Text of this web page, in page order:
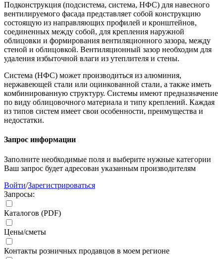
Подконструкция (подсистема, система, НФС) для навесного
вентилируемого фасада представляет собой конструкцию
состоящую из направляющих профилей и кронштейнов,
соединенных между собой, для крепления наружной
облицовки и формирования вентиляционного зазора, между
стеной и облицовкой. Вентиляционный зазор необходим для
удаления избыточной влаги из утеплителя и стены.
Система (НФС) может производиться из алюминия,
нержавеющей стали или оцинкованной стали, а также иметь
комбинированную структуру. Системы имеют предназначение
по виду облицовочного материала и типу креплений. Каждая
из типов систем имеет свои особенности, преимущества и
недостатки.
Запрос информации
Заполните необходимые поля и выберите нужные категории
Ваш запрос будет адресован указанным производителям
Войти/Зарегистрироваться
Запросы:
Каталогов (PDF)
Цены/сметы
Контакты розничных продавцов в моем регионе